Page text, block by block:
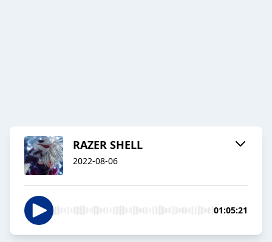
RAZER SHELL
2022-08-06
01:05:21